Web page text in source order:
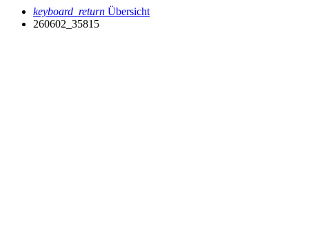
keyboard_return Übersicht
260602_35815